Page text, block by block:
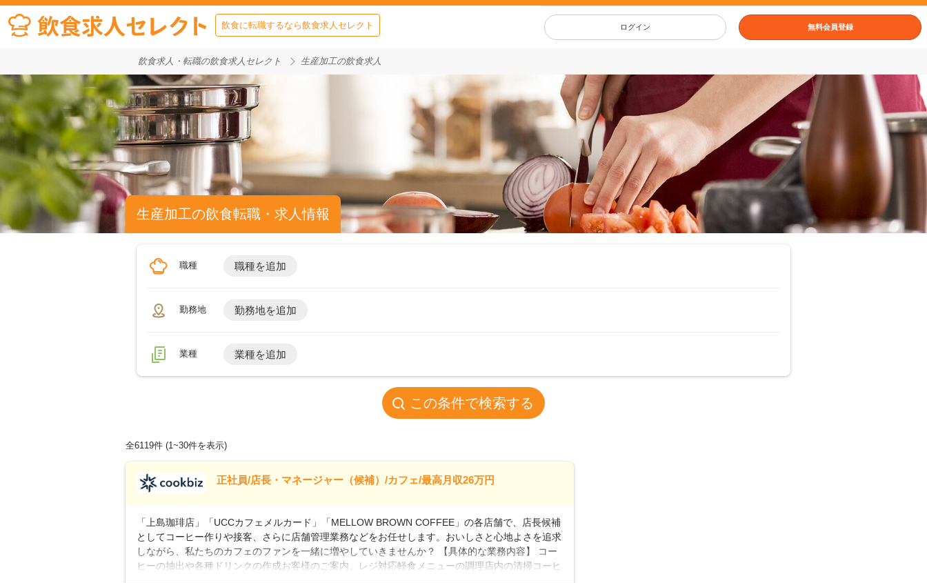
飲食に転職するなら飲食求人セレクト ログイン 無料会員登録
飲食求人・転職の飲食求人セレクト 生産加工の飲食求人
生産加工の飲食転職・求人情報
職種 職種を追加
勤務地 勤務地を追加
業種 業種を追加
この条件で検索する
全6119件 (1~30件を表示)
正社員/店長・マネージャー（候補）/カフェ/最高月収26万円
「上島珈琲店」「UCCカフェメルカード」「MELLOW BROWN COFFEE」の各店舗で、店長候補
としてコーヒー作りや接客、さらに店舗管理業務などをお任せします。おいしさと心地よさを追求
しながら、私たちのカフェのファンを一緒に増やしていきませんか？ 【具体的な業務内容】 コー
ヒーの抽出や各種ドリンクの作成お客様のご案内、レジ対応軽食メニューの調理店内の清掃コーヒ